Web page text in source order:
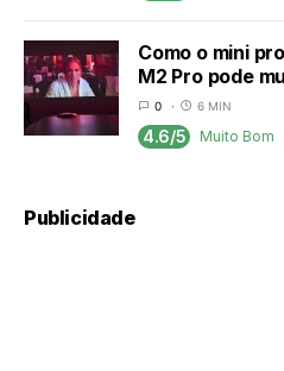
Como o mini
M2 Pro pode
0 6 MIN
4.6/5 Muito Bom
Publicidade